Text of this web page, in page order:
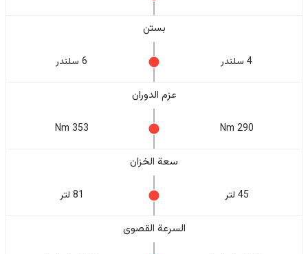
بستن
4 سلندر 6 سلندر
عزم الدوران
290 Nm
353 Nm
سعة الخزان
45 لتر 81 لتر
السرعة القصوى